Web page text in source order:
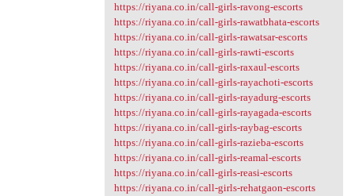
https://riyana.co.in/call-girls-ravong-escorts
https://riyana.co.in/call-girls-rawatbhata-escorts
https://riyana.co.in/call-girls-rawatsar-escorts
https://riyana.co.in/call-girls-rawti-escorts
https://riyana.co.in/call-girls-raxaul-escorts
https://riyana.co.in/call-girls-rayachoti-escorts
https://riyana.co.in/call-girls-rayadurg-escorts
https://riyana.co.in/call-girls-rayagada-escorts
https://riyana.co.in/call-girls-raybag-escorts
https://riyana.co.in/call-girls-razieba-escorts
https://riyana.co.in/call-girls-reamal-escorts
https://riyana.co.in/call-girls-reasi-escorts
https://riyana.co.in/call-girls-rehatgaon-escorts